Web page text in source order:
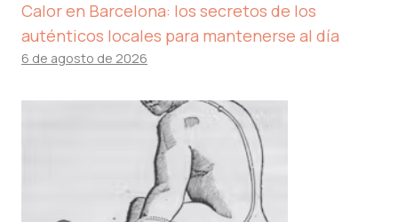
Calor en Barcelona: los secretos de los
auténticos locales para mantenerse al día
6 de agosto de 2026